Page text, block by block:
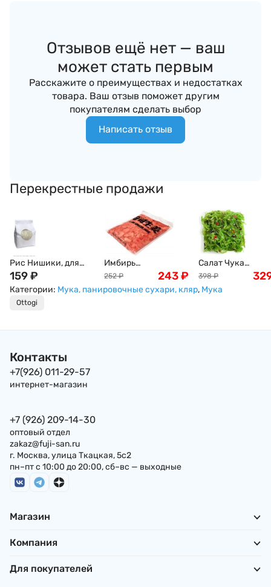
Отзывов ещё нет — ваш
может стать первым
Расскажите о преимуществах и недостатках
товара. Ваш отзыв поможет другим
покупателям сделать выбор
Написать отзыв
Перекрестные продажи
Рис Нишики, для
суши и роллов, 1кг
159₽
Имбирь
маринованный,
розовый, 1кг
252 ₽ 243₽
Салат Чука
(замороженный) ,
1кг
398 ₽
Категории: Мука, панировочные сухари, кляр, Мука
Ottogi
Контакты
+7(926) 011-29-57
интернет-магазин
+7 (926) 209-14-30
оптовый отдел
zakaz@fuji-san.ru
г. Москва, улица Ткацкая, 5с2
пн–пт с 10:00 до 20:00, сб–вс — выходные
Магазин
Компания
Для покупателей